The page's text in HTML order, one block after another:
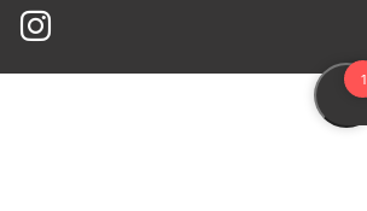
(opens in a new
(opens in a new
(opens in a
Instagram (opens